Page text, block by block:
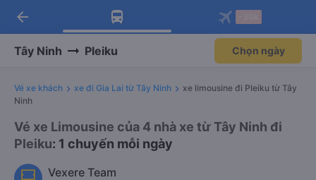
Tải app Vexere ngay!
Nhận ưu đãi thành viên độc
Mở app
Tải app Vexere
-30k/ghế khi đặt vé máy bay qua
Mở app
arrow_back
Tây Ninh Pleiku Chọn ngày
Vé xe khách xe đi Gia Lai từ Tây Ninh
xe limousine đi Pleiku từ Tây
Ninh
Vé xe Limousine của 4 nhà xe từ Tây Ninh đi
Pleiku: 1 chuyến mỗi ngày
Vexere Team